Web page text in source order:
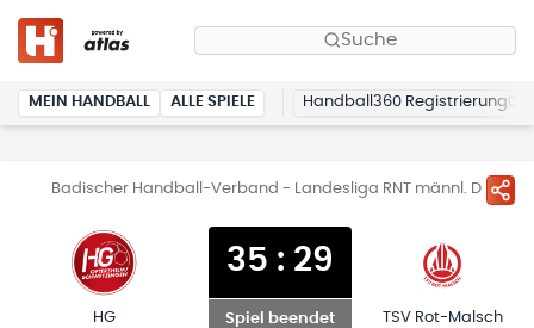
Suche
MEIN HANDBALL ALLE SPIELE Handball360 Registrierung
Badischer Handball-Verband - Landesliga RNT männl. D
HG
35 : 29
Spiel beendet TSV Rot-Malsch